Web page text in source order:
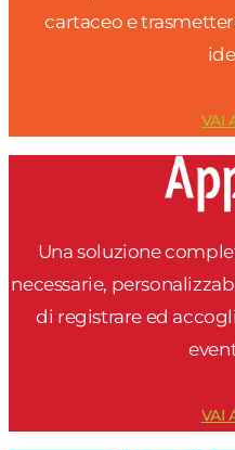
cartaceo e
VAI
Una soluzione
necessarie,
di registrare ed
VAI